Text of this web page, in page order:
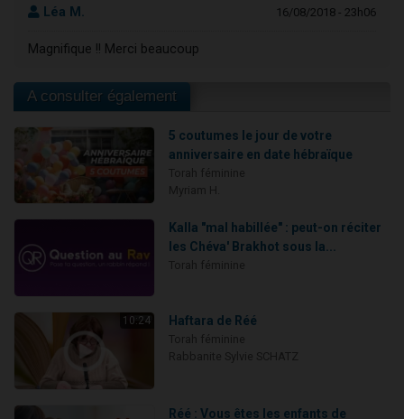
Léa M. 16/08/2018 - 23h06
Magnifique !! Merci beaucoup
A consulter également
5 coutumes le jour de votre
anniversaire en date hébraïque
Kalla "mal habillée" : peut-on réciter
les Chéva' Brakhot sous la...
10:24 Haftara de Réé
Réé : Vous êtes les enfants de